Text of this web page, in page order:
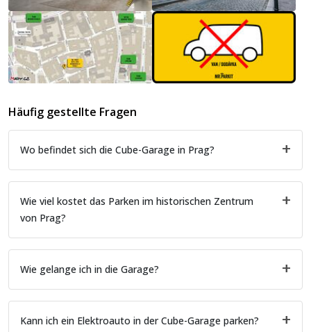
Häufig gestellte Fragen
Wo befindet sich die Cube-Garage in Prag?
Wie viel kostet das Parken im historischen Zentrum
von Prag?
Wie gelange ich in die Garage?
Kann ich ein Elektroauto in der Cube-Garage parken?